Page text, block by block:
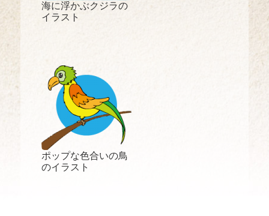
海に浮かぶクジラの
イラスト
ポップな色合いの鳥
のイラスト